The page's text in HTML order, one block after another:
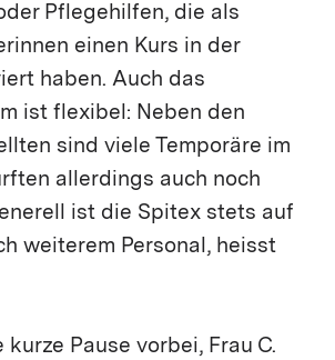
Pflegehilfen, die als
einen Kurs in der
haben. Auch das
ist flexibel: Neben den
sind viele Temporäre im
allerdings auch noch
ist die Spitex stets auf
weiterem Personal, heisst
Pause vorbei, Frau C.